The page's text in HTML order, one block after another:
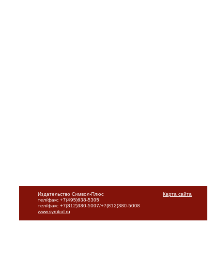
Карта сайта
Издательство Символ-Плюс
тел/факс +7(495)638-5305
тел/факс +7(812)380-5007/+7(812)380-5008
www.symbol.ru